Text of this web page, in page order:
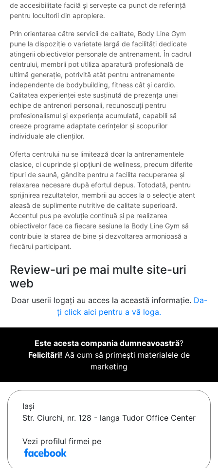
de accesibilitate facilă și servește ca punct de referință
pentru locuitorii din apropiere.
Prin orientarea către servicii de calitate, Body Line Gym
pune la dispoziție o varietate largă de facilități dedicate
atingerii obiectivelor personale de antrenament. În cadrul
centrului, membrii pot utiliza aparatură profesională de
ultimă generație, potrivită atât pentru antrenamente
independente de bodybuilding, fitness cât și cardio.
Calitatea experienței este susținută de prezența unei
echipe de antrenori personali, recunoscuți pentru
profesionalismul și experiența acumulată, capabili să
creeze programe adaptate cerințelor și scopurilor
individuale ale clienților.
Oferta centrului nu se limitează doar la antrenamentele
clasice, ci cuprinde și opțiuni de wellness, precum diferite
tipuri de saună, gândite pentru a facilita recuperarea și
relaxarea necesare după efortul depus. Totodată, pentru
sprijinirea rezultatelor, membrii au acces la o selecție atent
aleasă de suplimente nutritive de calitate superioară.
Accentul pus pe evoluție continuă și pe realizarea
obiectivelor face ca fiecare sesiune la Body Line Gym să
contribuie la starea de bine și dezvoltarea armonioasă a
fiecărui participant.
Review-uri pe mai multe site-uri
web
Doar userii logați au acces la această informație. Da-
ți click aici pentru a vă loga.
Este acesta compania dumneavoastră?
Felicitări! Aă cum să primești materialele de
marketing
Iaşi
Str. Ciurchi, nr. 128 - langa Tudor Office Center
Vezi profilul firmei pe